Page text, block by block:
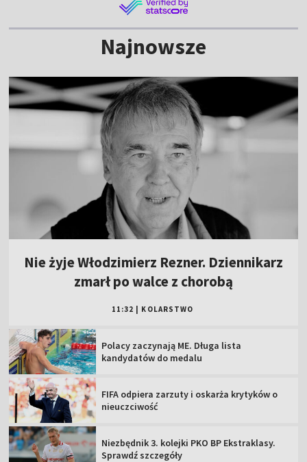
Najnowsze
Nie żyje Włodzimierz Rezner. Dziennikarz
zmarł po walce z chorobą
11:32 KOLARSTWO
Polacy zaczynają ME. Długa lista
kandydatów do medalu
FIFA odpiera zarzuty i oskarża krytyków o
nieuczciwość
Niezbędnik 3. kolejki PKO BP Ekstraklasy.
Sprawdź szczegóły